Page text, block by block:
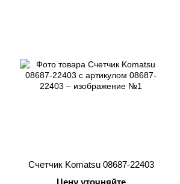
Счетчик Komatsu 08687-22403
Цену уточняйте